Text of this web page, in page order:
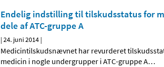
Endelig indstilling til tilskudsstatus for
dele af ATC-gruppe A
|24. juni 2014 |
Medicintilskudsnævnet har revurderet
medicin i nogle undergrupper i ATC-gruppe A…